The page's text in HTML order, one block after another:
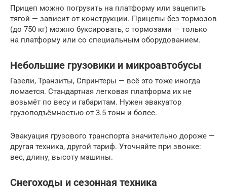
Прицеп можно погрузить на платформу или зацепить
тягой — зависит от конструкции. Прицепы без тормозов
(до 750 кг) можно буксировать, с тормозами — только
на платформу или со специальным оборудованием.
Небольшие грузовики и микроавтобусы
Газели, Транзиты, Спринтеры — всё это тоже иногда
ломается. Стандартная легковая платформа их не
возьмёт по весу и габаритам. Нужен эвакуатор
грузоподъёмностью от 3.5 тонн и более.
Эвакуация грузового транспорта значительно дороже —
другая техника, другой тариф. Уточняйте при звонке:
вес, длину, высоту машины.
Снегоходы и сезонная техника